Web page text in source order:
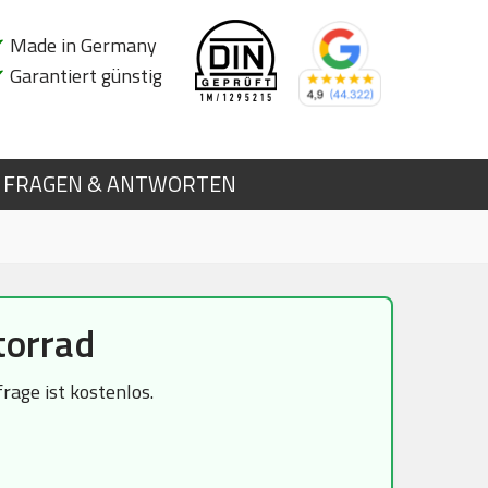
Made in Germany
Garantiert günstig
FRAGEN & ANTWORTEN
ist kostenlos.